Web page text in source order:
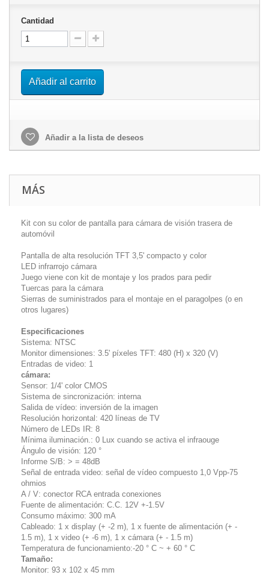
Cantidad
Añadir al carrito
Añadir a la lista de deseos
MÁS
Kit con su color de pantalla para cámara de visión trasera de
automóvil
Pantalla de alta resolución TFT 3,5' compacto y color
LED infrarrojo cámara
Juego viene con kit de montaje y los prados para pedir
Tuercas para la cámara
Sierras de suministrados para el montaje en el paragolpes (o en
otros lugares)
Especificaciones
Sistema: NTSC
Monitor dimensiones: 3.5' píxeles TFT: 480 (H) x 320 (V)
Entradas de video: 1
cámara:
Sensor: 1/4' color CMOS
Sistema de sincronización: interna
Salida de vídeo: inversión de la imagen
Resolución horizontal: 420 líneas de TV
Número de LEDs IR: 8
Mínima iluminación.: 0 Lux cuando se activa el infraouge
Ángulo de visión: 120 °
Informe S/B: > = 48dB
Señal de entrada video: señal de vídeo compuesto 1,0 Vpp-75
ohmios
A / V: conector RCA entrada conexiones
Fuente de alimentación: C.C. 12V +-1.5V
Consumo máximo: 300 mA
Cableado: 1 x display (+ -2 m), 1 x fuente de alimentación (+ -
1.5 m), 1 x video (+ -6 m), 1 x cámara (+ - 1.5 m)
Temperatura de funcionamiento:-20 ° C ~ + 60 ° C
Tamaño:
Monitor: 93 x 102 x 45 mm